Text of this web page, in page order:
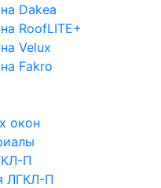
Dakea
RoofLITE+
Velux
Fakro
окон
П
ЛГКЛ-П